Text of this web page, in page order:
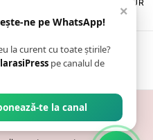
POLITICA DE ANULARE & RETUR
CONTACT
CĂLĂRĂȘEAN
×
ne pe WhatsApp!
la curent cu toate știrile?
pe canalul de
te la canal